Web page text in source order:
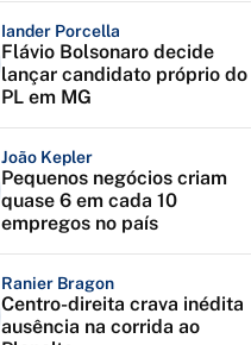
Iander Porcella
Flávio Bolsonaro decide
lançar candidato próprio do
PL em MG
João Kepler
Pequenos negócios criam
quase 6 em cada 10
empregos no país
Ranier Bragon
Centro-direita crava inédita
ausência na corrida ao